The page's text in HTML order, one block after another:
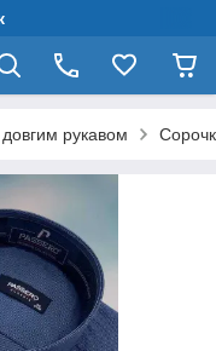
рукавом